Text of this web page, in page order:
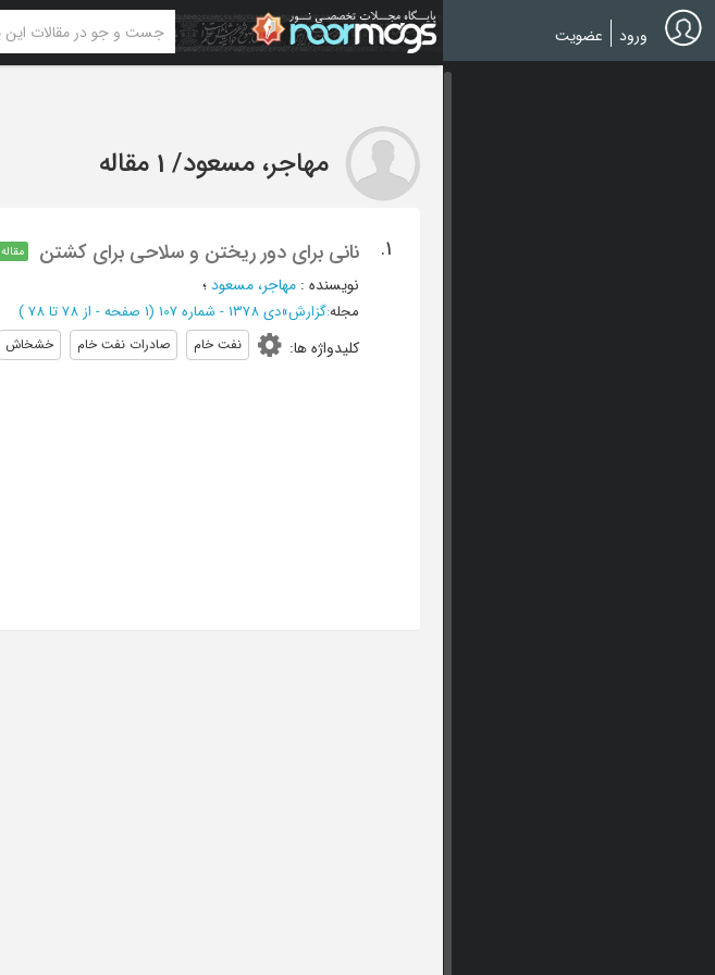
Skip
to
main
ورود عضویت
مهاجر، مسعود/ 1 مقاله
1. نانی برای دور ریختن و سلاحی برای کشتن مقاله
نویسنده : مهاجر، مسعود؛
مجله:گزارش»دی 1378 - شماره 107 (‎1 صفحه - از 78 تا 78 )
کلیدواژه ها: نفت خام صادرات نفت خام خشخاش